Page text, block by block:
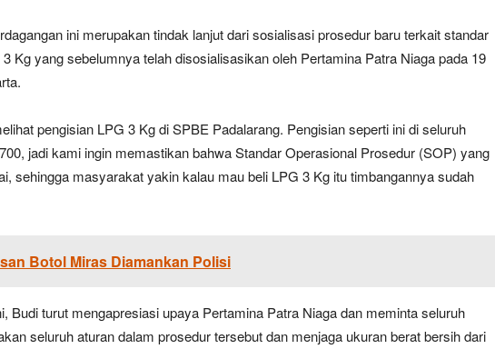
ini merupakan tindak lanjut dari sosialisasi prosedur baru terkait standar
Kg yang sebelumnya telah disosialisasikan oleh Pertamina Patra Niaga pada 19
pengisian LPG 3 Kg di SPBE Padalarang. Pengisian seperti ini di seluruh
jadi kami ingin memastikan bahwa Standar Operasional Prosedur (SOP) yang
sehingga masyarakat yakin kalau mau beli LPG 3 Kg itu timbangannya sudah
Botol Miras Diamankan Polisi
Budi turut mengapresiasi upaya Pertamina Patra Niaga dan meminta seluruh
seluruh aturan dalam prosedur tersebut dan menjaga ukuran berat bersih dari